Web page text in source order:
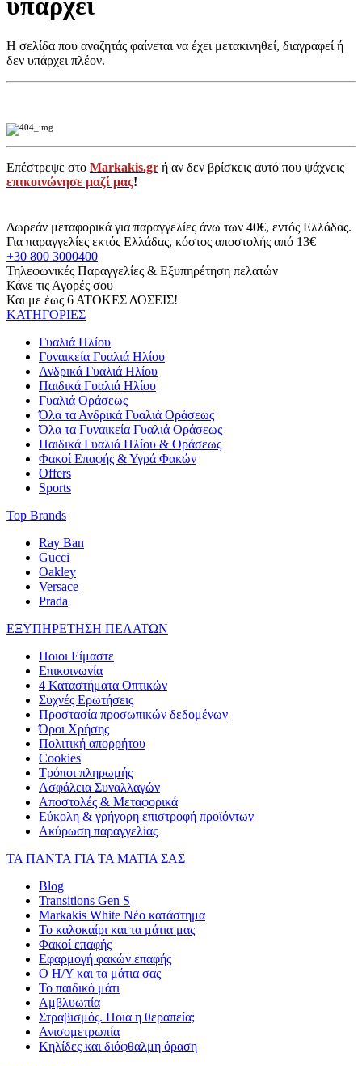
υπάρχει
Η σελίδα που αναζητάς φαίνεται να έχει μετακινηθεί, διαγραφεί ή
δεν υπάρχει πλέον.
Επέστρεψε στο Markakis.gr ή αν δεν βρίσκεις αυτό που ψάχνεις
επικοινώνησε μαζί μας!
Δωρεάν μεταφορικά για παραγγελίες άνω των 40€, εντός Ελλάδας.
Για παραγγελίες εκτός Ελλάδας, κόστος αποστολής από 13€
+30 800 3000400
Τηλεφωνικές Παραγγελίες & Εξυπηρέτηση πελατών
Κάνε τις Αγορές σου
Και με έως 6 ΑΤΟΚΕΣ ΔΟΣΕΙΣ!
ΚΑΤΗΓΟΡΙΕΣ
Γυαλιά Ηλίου
Γυναικεία Γυαλιά Ηλίου
Ανδρικά Γυαλιά Ηλίου
Παιδικά Γυαλιά Ηλίου
Γυαλιά Οράσεως
Όλα τα Ανδρικά Γυαλιά Οράσεως
Όλα τα Γυναικεία Γυαλιά Οράσεως
Παιδικά Γυαλιά Ηλίου & Οράσεως
Φακοί Επαφής & Υγρά Φακών
Offers
Sports
Top Brands
Ray Ban
Gucci
Oakley
Versace
Prada
ΕΞΥΠΗΡΕΤΗΣΗ ΠΕΛΑΤΩΝ
Ποιοι Είμαστε
Επικοινωνία
4 Καταστήματα Οπτικών
Συχνές Ερωτήσεις
Προστασία προσωπικών δεδομένων
Όροι Χρήσης
Πολιτική απορρήτου
Cookies
Τρόποι πληρωμής
Ασφάλεια Συναλλαγών
Αποστολές & Μεταφορικά
Εύκολη & γρήγορη επιστροφή προϊόντων
Ακύρωση παραγγελίας
ΤΑ ΠΑΝΤΑ ΓΙΑ ΤΑ ΜΑΤΙΑ ΣΑΣ
Blog
Transitions Gen S
Markakis White Νέο κατάστημα
Το καλοκαίρι και τα μάτια μας
Φακοί επαφής
Εφαρμογή φακών επαφής
Ο Η/Υ και τα μάτια σας
Το παιδικό μάτι
Αμβλυωπία
Στραβισμός. Ποια η θεραπεία;
Ανισομετρωπία
Κηλίδες και διόφθαλμη όραση